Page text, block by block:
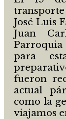
José Luis
Juan
para
fueron
actual
como la
viajamos